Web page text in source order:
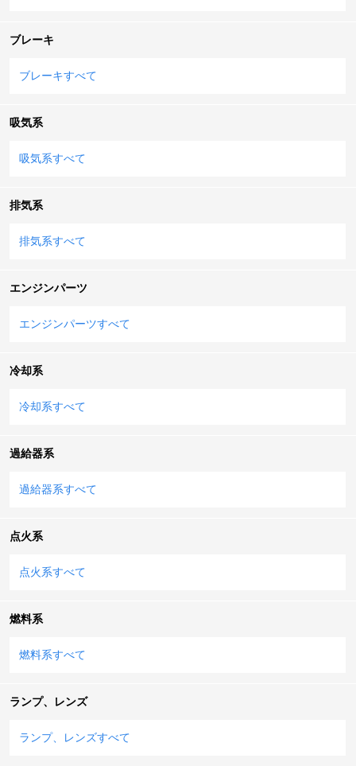
ブレーキ
ブレーキすべて
吸気系
吸気系すべて
排気系
排気系すべて
エンジンパーツ
エンジンパーツすべて
冷却系
冷却系すべて
過給器系
過給器系すべて
点火系
点火系すべて
燃料系
燃料系すべて
ランプ、レンズ
ランプ、レンズすべて